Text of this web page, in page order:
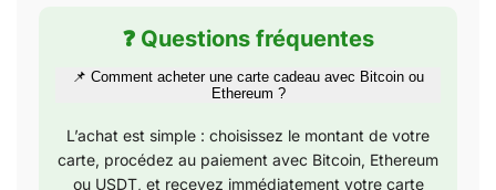
❓ Questions fréquentes
📌 Comment acheter une carte cadeau avec Bitcoin ou
Ethereum ?
L’achat est simple : choisissez le montant de votre
carte, procédez au paiement avec Bitcoin, Ethereum
ou USDT, et recevez immédiatement votre carte